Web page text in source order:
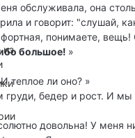
из
обслуживала, она
и говорит: "слушай,
понимаете,
большое! »
теплое ли оно? »
бедер и рост. И
довольна! У меня